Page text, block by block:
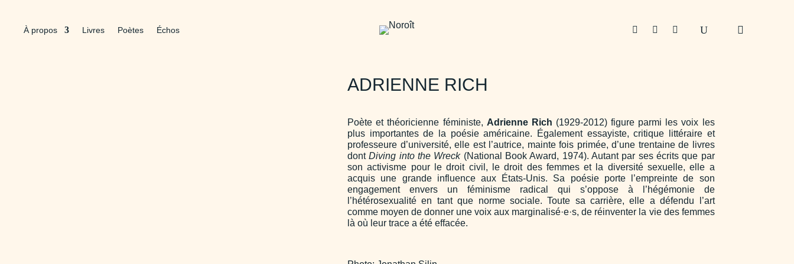
À propos Livres Poètes Échos   
ADRIENNE RICH
Poète et théoricienne féministe, Adrienne Rich (1929-2012) figure parmi les voix les
plus importantes de la poésie américaine. Également essayiste, critique littéraire et
professeure d’université, elle est l’autrice, mainte fois primée, d’une trentaine de livres
dontDiving into the Wreck(National Book Award, 1974). Autant par ses écrits que par
son activisme pour le droit civil, le droit des femmes et la diversité sexuelle, elle a
acquis une grande influence aux États-Unis. Sa poésie porte l’empreinte de son
engagement envers un féminisme radical qui s’oppose à l’hégémonie de
l’hétérosexualité en tant que norme sociale. Toute sa carrière, elle a défendu l’art
comme moyen de donner une voix aux marginalisé·e·s, de réinventer la vie des femmes
là où leur trace a été effacée.